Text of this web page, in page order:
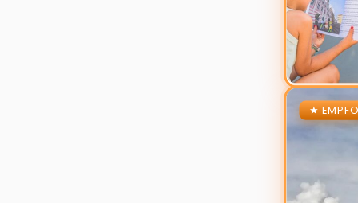
Zur